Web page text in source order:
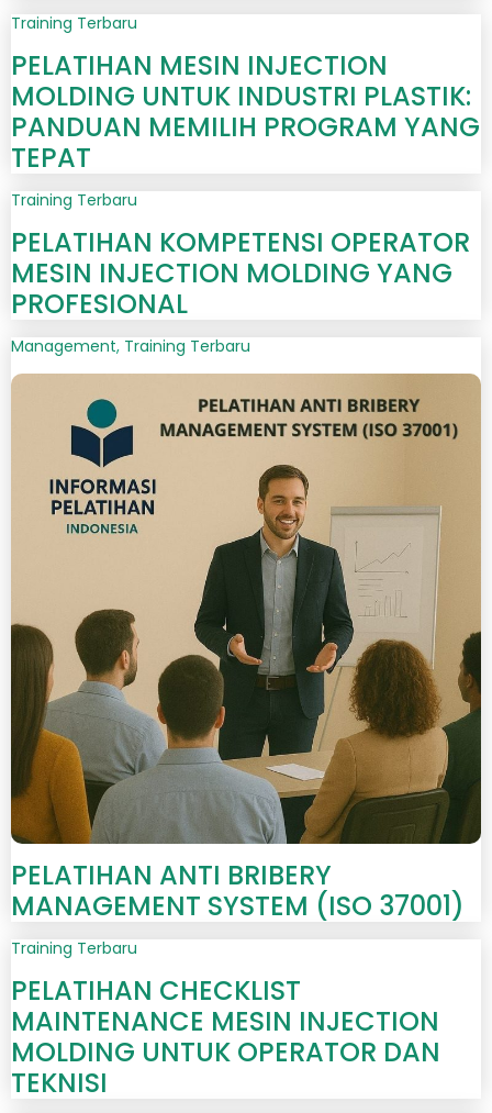
Training Terbaru
PELATIHAN MESIN INJECTION
MOLDING UNTUK INDUSTRI PLASTIK:
PANDUAN MEMILIH PROGRAM YANG
TEPAT
Training Terbaru
PELATIHAN KOMPETENSI OPERATOR
MESIN INJECTION MOLDING YANG
PROFESIONAL
Management, Training Terbaru
PELATIHAN ANTI BRIBERY
MANAGEMENT SYSTEM (ISO 37001)
Training Terbaru
PELATIHAN CHECKLIST
MAINTENANCE MESIN INJECTION
MOLDING UNTUK OPERATOR DAN
TEKNISI